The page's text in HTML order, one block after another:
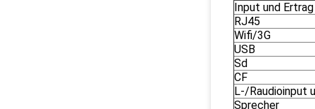
Input und Ertrag
RJ45
Wifi/3G
USB
Sd
CF
L-/Raudioinput
Sprecher